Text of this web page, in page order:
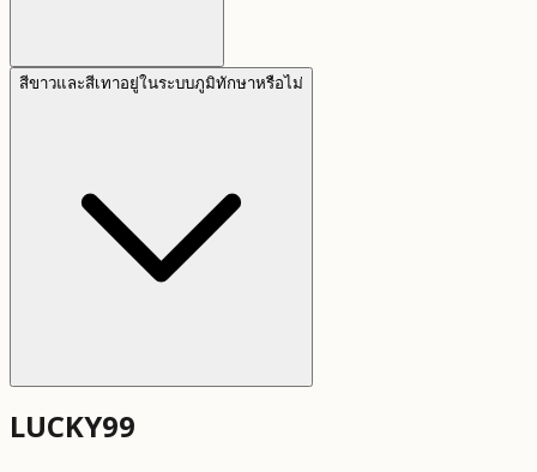
สีขาวและสีเทาอยู่ในระบบภูมิทักษาหรือไม่
LUCKY99